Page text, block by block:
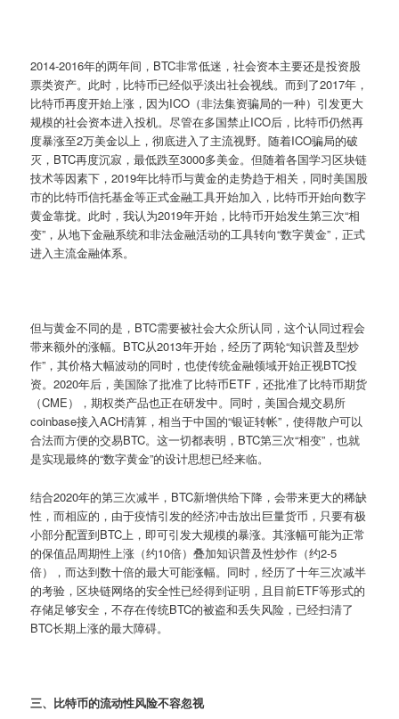
2014-2016年的两年间，BTC非常低迷，社会资本主要还是投资股
票类资产。此时，比特币已经似乎淡出社会视线。而到了2017年，
比特币再度开始上涨，因为ICO（非法集资骗局的一种）引发更大
规模的社会资本进入投机。尽管在多国禁止ICO后，比特币仍然再
度暴涨至2万美金以上，彻底进入了主流视野。随着ICO骗局的破
灭，BTC再度沉寂，最低跌至3000多美金。但随着各国学习区块链
技术等因素下，2019年比特币与黄金的走势趋于相关，同时美国股
市的比特币信托基金等正式金融工具开始加入，比特币开始向数字
黄金靠拢。此时，我认为2019年开始，比特币开始发生第三次“相
变”，从地下金融系统和非法金融活动的工具转向“数字黄金”，正式
进入主流金融体系。
但与黄金不同的是，BTC需要被社会大众所认同，这个认同过程会
带来额外的涨幅。BTC从2013年开始，经历了两轮“知识普及型炒
作”，其价格大幅波动的同时，也使传统金融领域开始正视BTC投
资。2020年后，美国除了批准了比特币ETF，还批准了比特币期货
（CME），期权类产品也正在研发中。同时，美国合规交易所
coinbase接入ACH清算，相当于中国的“银证转帐”，使得散户可以
合法而方便的交易BTC。这一切都表明，BTC第三次“相变”，也就
是实现最终的“数字黄金”的设计思想已经来临。
结合2020年的第三次减半，BTC新增供给下降，会带来更大的稀缺
性，而相应的，由于疫情引发的经济冲击放出巨量货币，只要有极
小部分配置到BTC上，即可引发大规模的暴涨。其涨幅可能为正常
的保值品周期性上涨（约10倍）叠加知识普及性炒作（约2-5
倍），而达到数十倍的最大可能涨幅。同时，经历了十年三次减半
的考验，区块链网络的安全性已经得到证明，且目前ETF等形式的
存储足够安全，不存在传统BTC的被盗和丢失风险，已经扫清了
BTC长期上涨的最大障碍。
三、比特币的流动性风险不容忽视